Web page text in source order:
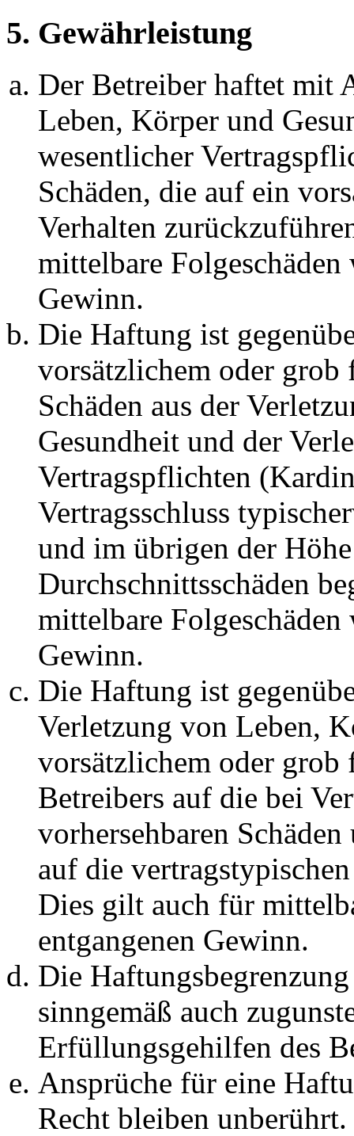
5. Gewährleistung
Der Betreiber haftet mit
Leben, Körper und
wesentlicher
Schäden, die auf ein
Verhalten
mittelbare Folgeschäden
Gewinn.
Die Haftung ist
vorsätzlichem oder grob
Schäden aus der
Gesundheit und der
Vertragspflichten
Vertragsschluss
und im übrigen der
Durchschnittsschäden
mittelbare Folgeschäden
Gewinn.
Die Haftung ist
Verletzung von Leben,
vorsätzlichem oder grob
Betreibers auf die bei
vorhersehbaren
auf die
Dies gilt auch für
entgangenen Gewinn.
Die
sinngemäß auch
Erfüllungsgehilfen des
Ansprüche für eine
Recht bleiben unberührt.